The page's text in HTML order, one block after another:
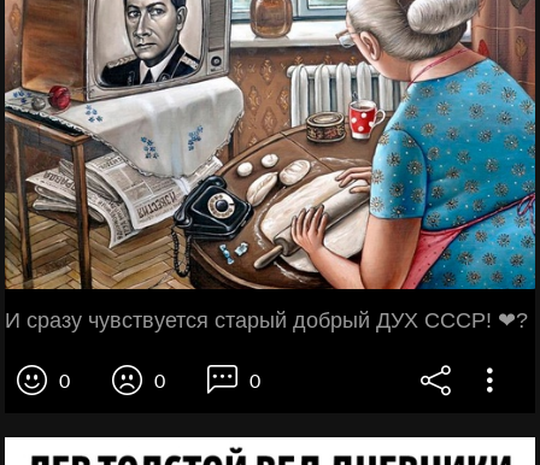
И сразу чувствуется старый добрый ДУХ СССР! ❤?
0 0 0